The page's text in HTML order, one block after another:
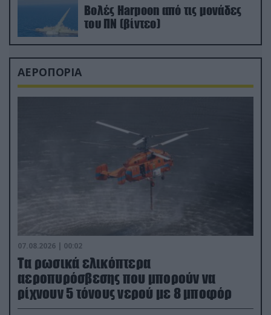
Βολές Harpoon από τις μονάδες
του ΠΝ (βίντεο)
ΑΕΡΟΠΟΡΙΑ
07.08.2026 | 00:02
Τα ρωσικά ελικόπτερα
αεροπυρόσβεσης που μπορούν να
ρίχνουν 5 τόνους νερού με 8 μποφόρ